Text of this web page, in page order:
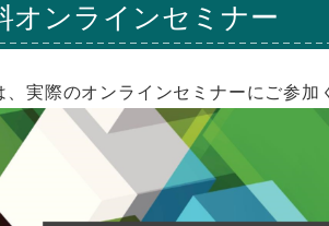
ンラインセミナー
実際のオンラインセミナーにご参加